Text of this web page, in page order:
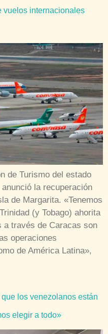
vuelos internacionales
de Turismo del estado
la recuperación
de Margarita. «Tenemos
(y Tobago) ahorita
a través de Caracas son
operaciones
de América Latina»,
los venezolanos están
elegir a todo»